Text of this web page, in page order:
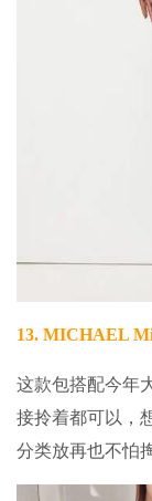
13. MICHAEL
这款包搭配今年
接拎着都可以，
分类放再也不怕